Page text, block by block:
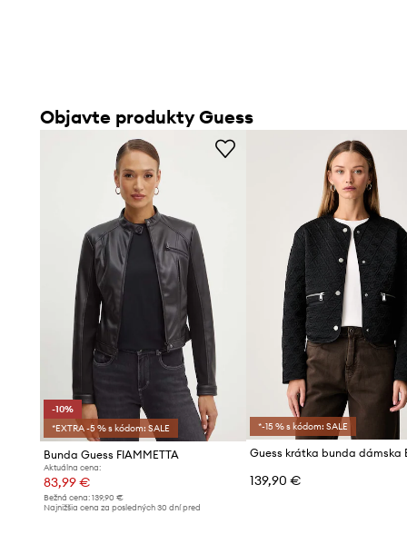
Objavte produkty Guess
-10%
*EXTRA -5 % s kódom: SALE
Bunda Guess FIAMMETTA
Aktuálna cena:
83,99 €
Bežná cena: 139,90 €
Najnižšia cena za posledných 30 dní pred
*-15 % s kódom: SALE
Guess krátka bunda dámska
139,90 €